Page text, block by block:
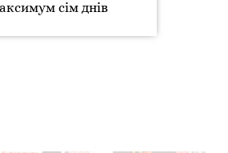
сім днів